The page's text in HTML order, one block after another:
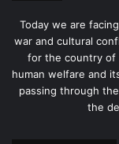
Today we are
war and cultural
for the country of
human welfare and
passing through
the